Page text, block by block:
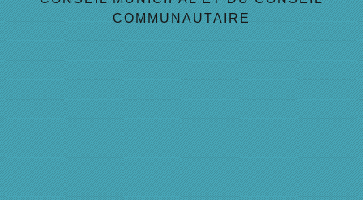
COMMUNAUTAIRE